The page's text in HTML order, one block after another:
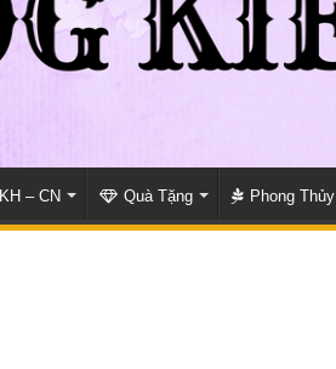
KH – CN Quà Tặng Phong Thủy